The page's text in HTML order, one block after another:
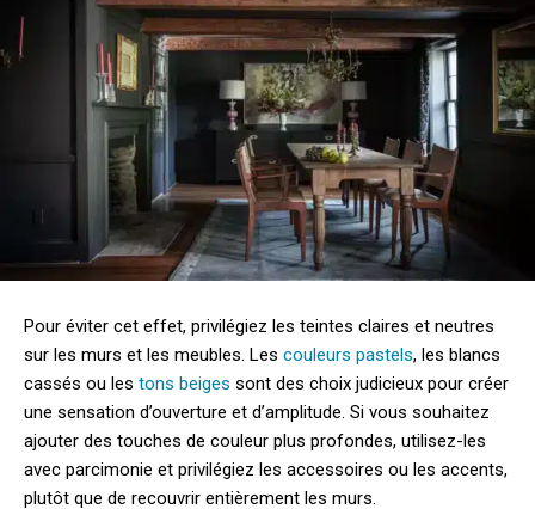
Pour éviter cet effet, privilégiez les teintes claires et neutres
sur les murs et les meubles. Les couleurs pastels, les blancs
cassés ou les tons beiges sont des choix judicieux pour créer
une sensation d’ouverture et d’amplitude. Si vous souhaitez
ajouter des touches de couleur plus profondes, utilisez-les
avec parcimonie et privilégiez les accessoires ou les accents,
plutôt que de recouvrir entièrement les murs.